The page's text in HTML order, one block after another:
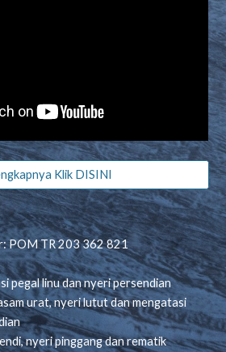
Klik DISINI
POM TR 203 362 821
pegal linu dan nyeri persendian
urat, nyeri lutut dan mengatasi
nyeri pinggang dan rematik